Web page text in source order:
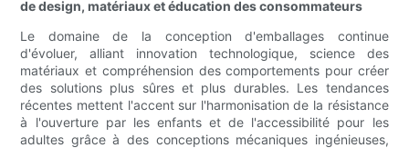
de design, matériaux et éducation des consommateurs
Le domaine de la conception d'emballages continue
d'évoluer, alliant innovation technologique, science des
matériaux et compréhension des comportements pour créer
des solutions plus sûres et plus durables. Les tendances
récentes mettent l'accent sur l'harmonisation de la résistance
à l'ouverture par les enfants et de l'accessibilité pour les
adultes grâce à des conceptions mécaniques ingénieuses,